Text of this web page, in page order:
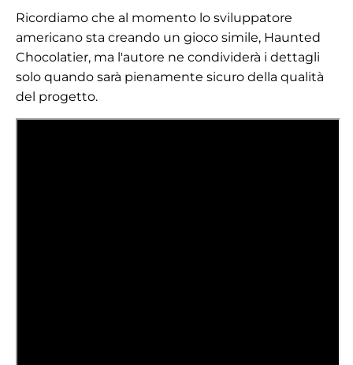
Ricordiamo che al momento lo sviluppatore
americano sta creando un gioco simile, Haunted
Chocolatier, ma l'autore ne condividerà i dettagli
solo quando sarà pienamente sicuro della qualità
del progetto.